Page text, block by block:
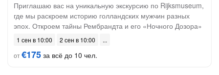
Приглашаю вас на уникальную экскурсию по Rijksmuseum,
где мы раскроем историю голландских мужчин разных
эпох. Откроем тайны Рембрандта и его «Ночного Дозора»
1 сен в 10:00
2 сен в 10:00
от€175 за всё до 10 чел.